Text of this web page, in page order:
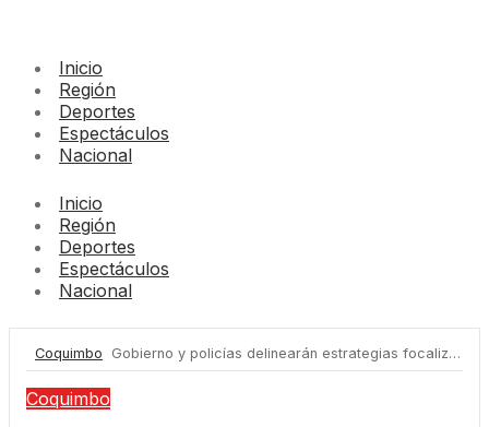
Inicio
Región
Deportes
Espectáculos
Nacional
Inicio
Región
Deportes
Espectáculos
Nacional
Coquimbo Gobierno y policías delinearán estrategias focalizadas para combatir el robo de cables en la región
Coquimbo